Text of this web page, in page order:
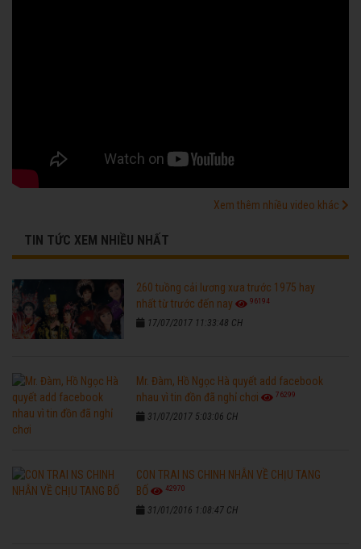
Xem thêm nhiều video khác
TIN TỨC XEM NHIỀU NHẤT
260 tuồng cải lương xưa trước 1975 hay
nhất từ trước đến nay
96194
17/07/2017 11:33:48 CH
Mr. Đàm, Hồ Ngọc Hà quyết add facebook
nhau vì tin đồn đã nghỉ chơi
76299
31/07/2017 5:03:06 CH
CON TRAI NS CHINH NHẪN VỀ CHỊU TANG
BỐ
42970
31/01/2016 1:08:47 CH